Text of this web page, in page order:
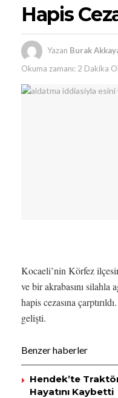
Hapis
Yazan Burak
Okuma zamanı: 2 Dakika
Kocaeli’nin Körfez
ve bir akrabasını silahla
hapis cezasına
gelişti.
Benzer haberler
Hendek’te
Hayatını Kaybetti